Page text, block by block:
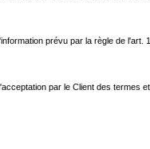
prévu par la règle de l'art.
par le Client des termes